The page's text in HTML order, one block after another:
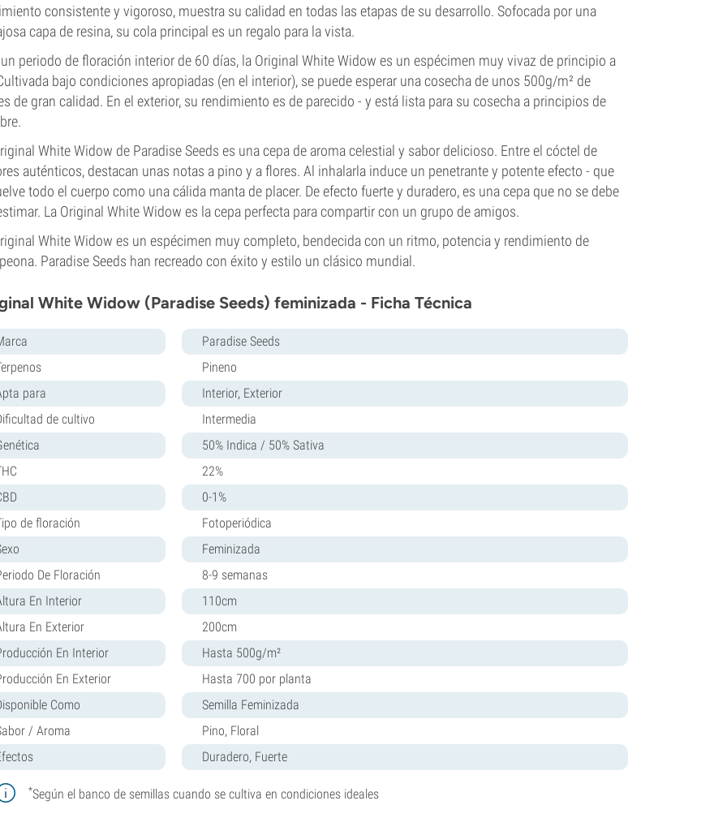
consistente y vigoroso, muestra su calidad en todas las etapas de su desarrollo. Sofocada por una
capa de resina, su cola principal es un regalo para la vista.
periodo de floración interior de 60 días, la Original White Widow es un espécimen muy vivaz de principio a
bajo condiciones apropiadas (en el interior), se puede esperar una cosecha de unos 500g/m² de
de gran calidad. En el exterior, su rendimiento es de parecido - y está lista para su cosecha a principios de
White Widow de Paradise Seeds es una cepa de aroma celestial y sabor delicioso. Entre el cóctel de
auténticos, destacan unas notas a pino y a flores. Al inhalarla induce un penetrante y potente efecto - que
todo el cuerpo como una cálida manta de placer. De efecto fuerte y duradero, es una cepa que no se debe
La Original White Widow es la cepa perfecta para compartir con un grupo de amigos.
White Widow es un espécimen muy completo, bendecida con un ritmo, potencia y rendimiento de
Paradise Seeds han recreado con éxito y estilo un clásico mundial.
White Widow (Paradise Seeds) feminizada - Ficha Técnica
Paradise Seeds
Pineno
para
Interior, Exterior
de cultivo
Intermedia
50% Indica / 50% Sativa
22%
0-1%
de floración
Fotoperiódica
Feminizada
De Floración
8-9 semanas
En Interior
110cm
En Exterior
200cm
En Interior
Hasta 500g/m²
En Exterior
Hasta 700 por planta
Como
Semilla Feminizada
/ Aroma
Pino, Floral
Duradero, Fuerte
*Según el banco de semillas cuando se cultiva en condiciones ideales